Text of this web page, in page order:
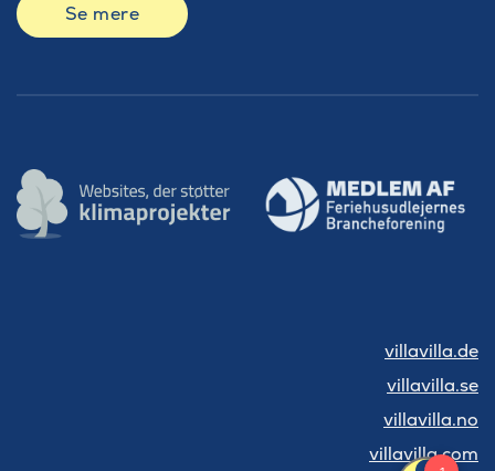
Se mere
villavilla.de
villavilla.se
villavilla.no
villavilla.com